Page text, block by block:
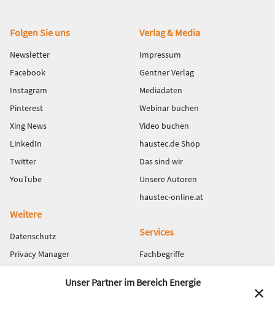
Fußbereich
Folgen Sie uns
Newsletter
Facebook
Instagram
Pinterest
Xing News
LinkedIn
Twitter
YouTube
Verlag & Media
Impressum
Gentner Verlag
Mediadaten
Webinar buchen
Video buchen
haustec.de Shop
Das sind wir
Unsere Autoren
haustec-online.at
Weitere
Datenschutz
Privacy Manager
Services
Fachbegriffe
Abo haustec.de Plus
Unser Partner im Bereich Energie
✕